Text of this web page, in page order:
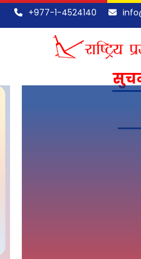
+977-1-4524140